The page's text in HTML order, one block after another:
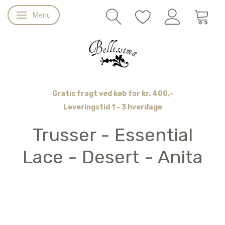
Skifte navigation
Menu
Gratis fragt ved køb for kr. 400,-
Leveringstid 1 - 3 hverdage
Trusser - Essential
Lace - Desert - Anita